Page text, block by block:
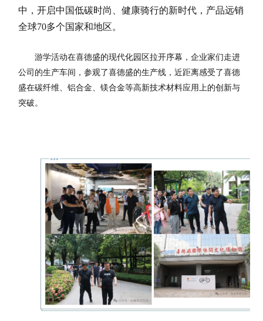
中，开启中国低碳时尚、健康骑行的新时代，产品远销
全球70多个国家和地区。
游学活动在喜德盛的现代化园区拉开序幕，企业家们走进
公司的生产车间，参观了喜德盛的生产线，近距离感受了喜德
盛在碳纤维、铝合金、镁合金等高新技术材料应用上的创新与
突破。